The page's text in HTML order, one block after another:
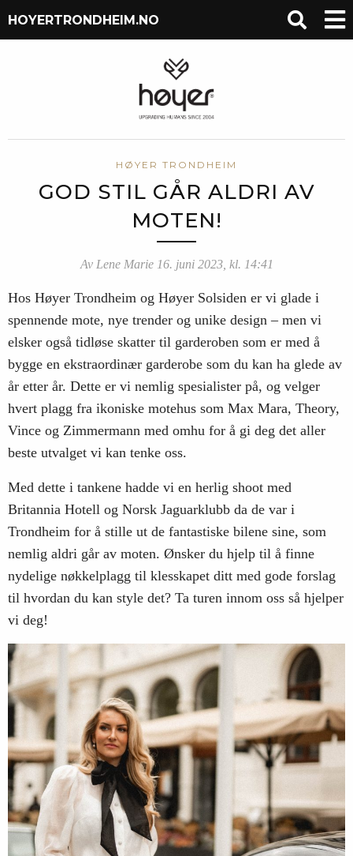
HOYERTRONDHEIM.NO
HØYER TRONDHEIM
GOD STIL GÅR ALDRI AV
MOTEN!
Av Lene Marie 16. juni 2023, kl. 14:41
Hos Høyer Trondheim og Høyer Solsiden er vi glade i
spennende mote, nye trender og unike design – men vi
elsker også tidløse skatter til garderoben som er med å
bygge en ekstraordinær garderobe som du kan ha glede av
år etter år. Dette er vi nemlig spesialister på, og velger
hvert plagg fra ikoniske motehus som Max Mara, Theory,
Vince og Zimmermann med omhu for å gi deg det aller
beste utvalget vi kan tenke oss.
Med dette i tankene hadde vi en herlig shoot med
Britannia Hotell og Norsk Jaguarklubb da de var i
Trondheim for å stille ut de fantastiske bilene sine, som
nemlig aldri går av moten. Ønsker du hjelp til å finne
nydelige nøkkelplagg til klesskapet ditt med gode forslag
til hvordan du kan style det? Ta turen innom oss så hjelper
vi deg!